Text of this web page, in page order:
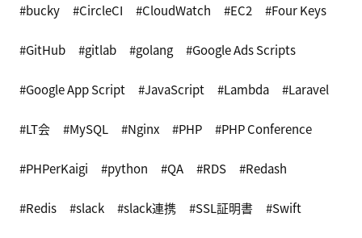
bucky CircleCI CloudWatch EC2 Four Keys
GitHub gitlab golang Google Ads Scripts
Google App Script JavaScript Lambda Laravel
LT会 MySQL Nginx PHP PHP Conference
PHPerKaigi python QA RDS Redash
Redis slack slack連携 SSL証明書 Swift